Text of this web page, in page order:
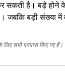
सकती है। बड़े होने
जबकि बड़ी संख्या
सभी प्रयास किए गए